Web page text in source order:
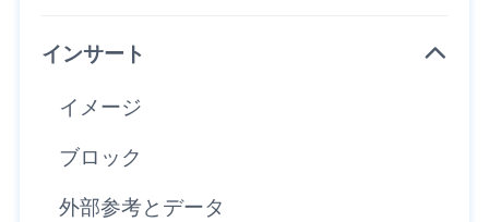
インサート
イメージ
ブロック
外部参考とデータ